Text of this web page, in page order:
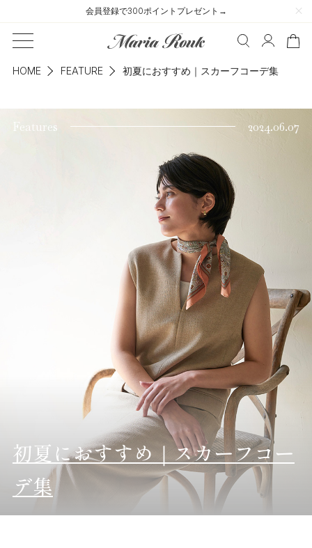
会員登録で300ポイントプレゼント→
HOME FEATURE 初夏におすすめ｜スカーフコーデ集
Features 2024.06.07
初夏におすすめ｜スカーフコー
デ集